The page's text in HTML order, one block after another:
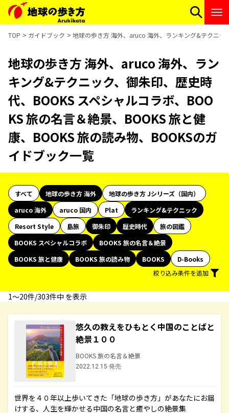
TOP ガイドブック 地球の歩き方 海外、aruco 海外、ランキング&テクニッ
地球の歩き方 海外、aruco 海外、ラン
キング&テクニック、御朱印、歴史時
代、BOOKS スペシャルコラボ、BOO
KS 旅の名言＆絶景、BOOKS 旅と健
康、BOOKS 旅の読み物、BOOKSのガ
イドブック一覧
すべて 地球の歩き方 海外
地球の歩き方 Jシリーズ（国内）
aruco 海外
aruco 国内 Plat
ランキング&テクニック
Resort Style
島旅 御朱印 歴史時代
旅の図鑑
BOOKS スペシャルコラボ
BOOKS 旅の名言＆絶景
BOOKS 旅と健康
BOOKS 旅の読み物 BOOKS
D-Books
絞り込み条件を追加
1〜20件/303件中 を表示
悠久の教えをひもとく中国のことばと
絶景１００
BOOKS 旅の名言＆絶景
2022.12.15 発売
世界を４０年以上歩いてきた「地球の歩き方」があなたにお届
けする、人生を輝かせる中国の名言と癒やしの絶景集